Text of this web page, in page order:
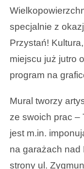
specjalnie z
Przystań!
miejscu już jutro
program na
Mural tworzy
ze swoich prac –
jest m.in.
na garażach nad
strony ul.